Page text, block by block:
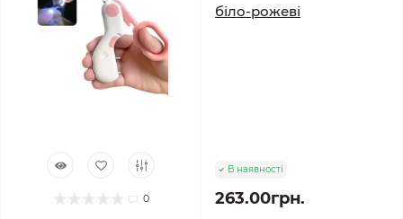
0
біло-рожеві
В наявності
263.00грн.